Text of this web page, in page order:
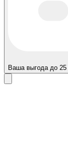
Ваша выгода до 25